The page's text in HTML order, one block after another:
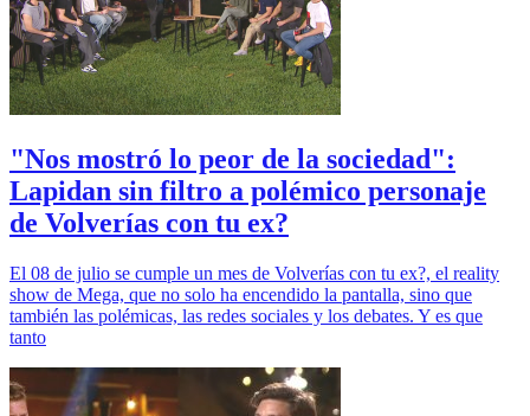
"Nos mostró lo peor de la sociedad":
Lapidan sin filtro a polémico personaje
de Volverías con tu ex?
El 08 de julio se cumple un mes de Volverías con tu ex?, el reality
show de Mega, que no solo ha encendido la pantalla, sino que
también las polémicas, las redes sociales y los debates. Y es que
tanto